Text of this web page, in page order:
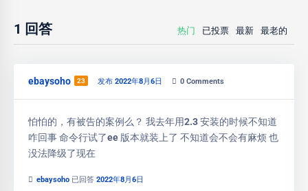
1 回答 热门 已投票 最新 最老的
ebaysoho 23 发布 2022年8月6日 0 Comments
怕怕的，有被告的案例么？ 我去年用2.3 安装的时候不知道
咋回事 命令行试了ee 版本就装上了 不知道会不会有麻烦 也
没法降级了现在
ebaysoho 已回答 2022年8月6日